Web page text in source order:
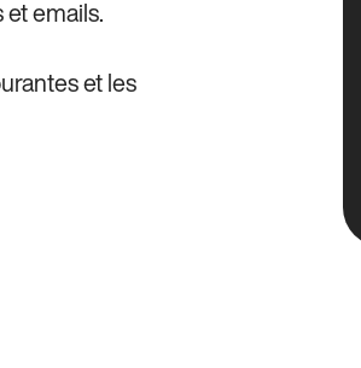
emails.
et les